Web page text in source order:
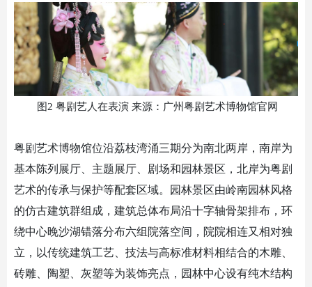
图 2 粤剧艺人在表演 来源：广州粤剧艺术博物馆官网
粤剧艺术博物馆位沿荔枝湾涌三期分为南北两岸，南岸为
基本陈列展厅、主题展厅、剧场和园林景区，北岸为粤剧
艺术的传承与保护等配套区域。园林景区由岭南园林风格
的仿古建筑群组成，建筑总体布局沿十字轴骨架排布，环
绕中心晚沙湖错落分布六组院落空间，院院相连又相对独
立，以传统建筑工艺、技法与高标准材料相结合的木雕、
砖雕、陶塑、灰塑等为装饰亮点，园林中心设有纯木结构